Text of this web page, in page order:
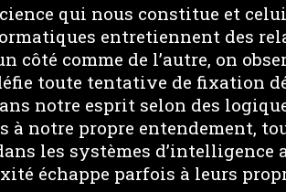
qui nous constitue et
entretiennent des
côté comme de l’autre, on
toute tentative de fixation
notre esprit selon des
à notre propre entendement,
les systèmes
échappe parfois à leurs